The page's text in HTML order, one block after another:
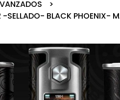
BLACK PHOENIX-